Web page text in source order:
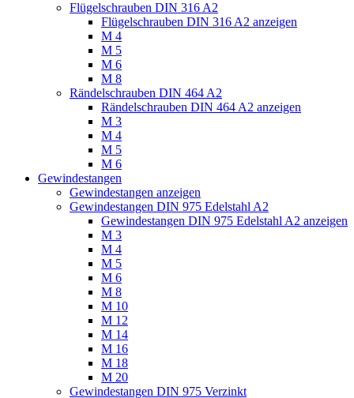
Flügelschrauben DIN 316 A2
Flügelschrauben DIN 316 A2 anzeigen
M 4
M 5
M 6
M 8
Rändelschrauben DIN 464 A2
Rändelschrauben DIN 464 A2 anzeigen
M 3
M 4
M 5
M 6
Gewindestangen
Gewindestangen anzeigen
Gewindestangen DIN 975 Edelstahl A2
Gewindestangen DIN 975 Edelstahl A2 anzeigen
M 3
M 4
M 5
M 6
M 8
M 10
M 12
M 14
M 16
M 18
M 20
Gewindestangen DIN 975 Verzinkt